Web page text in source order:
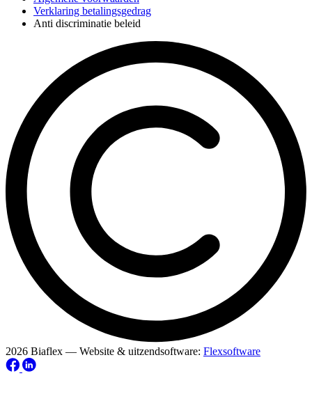
Verklaring betalingsgedrag
Anti discriminatie beleid
2026 Biaflex — Website & uitzendsoftware: Flexsoftware